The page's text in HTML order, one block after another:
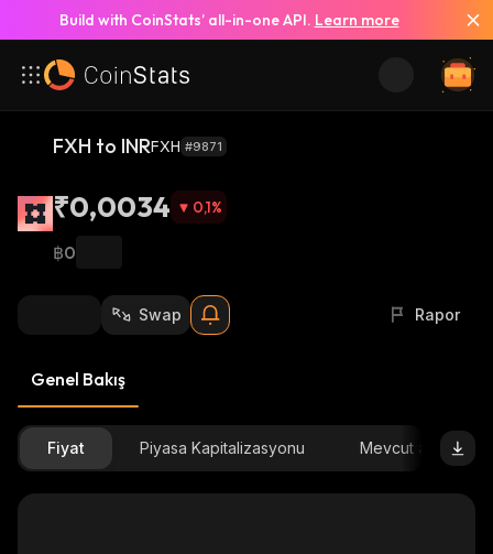
Build with CoinStats’ all-in-one API. Learn more
FXH to INRFXH #9871
₹0,0034 0,1%
฿0
Swap Rapor
Genel Bakış
Fiyat Piyasa Kapitalizasyonu Mevcut arz